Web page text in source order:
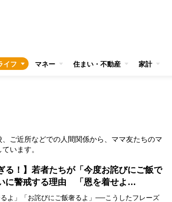
イフ マネー 住まい・不動産 家計
ご近所などでの人間関係から、ママ友たちのマ
います。
る！】若者たちが「今度お詫びにご飯で
に警戒する理由 「恩を着せよ…
るよ」「お詫びにご飯奢るよ」──こうしたフレーズ